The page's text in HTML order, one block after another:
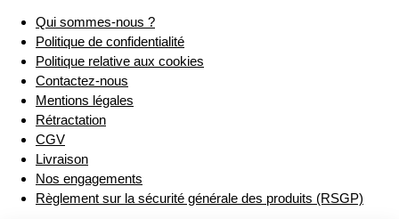
Qui sommes-nous ?
Politique de confidentialité
Politique relative aux cookies
Contactez-nous
Mentions légales
Rétractation
CGV
Livraison
Nos engagements
Règlement sur la sécurité générale des produits (RSGP)